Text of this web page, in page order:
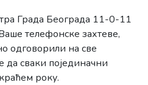
Града Београда 11-0-11
телефонске захтеве,
одговорили на све
да сваки појединачни
року.